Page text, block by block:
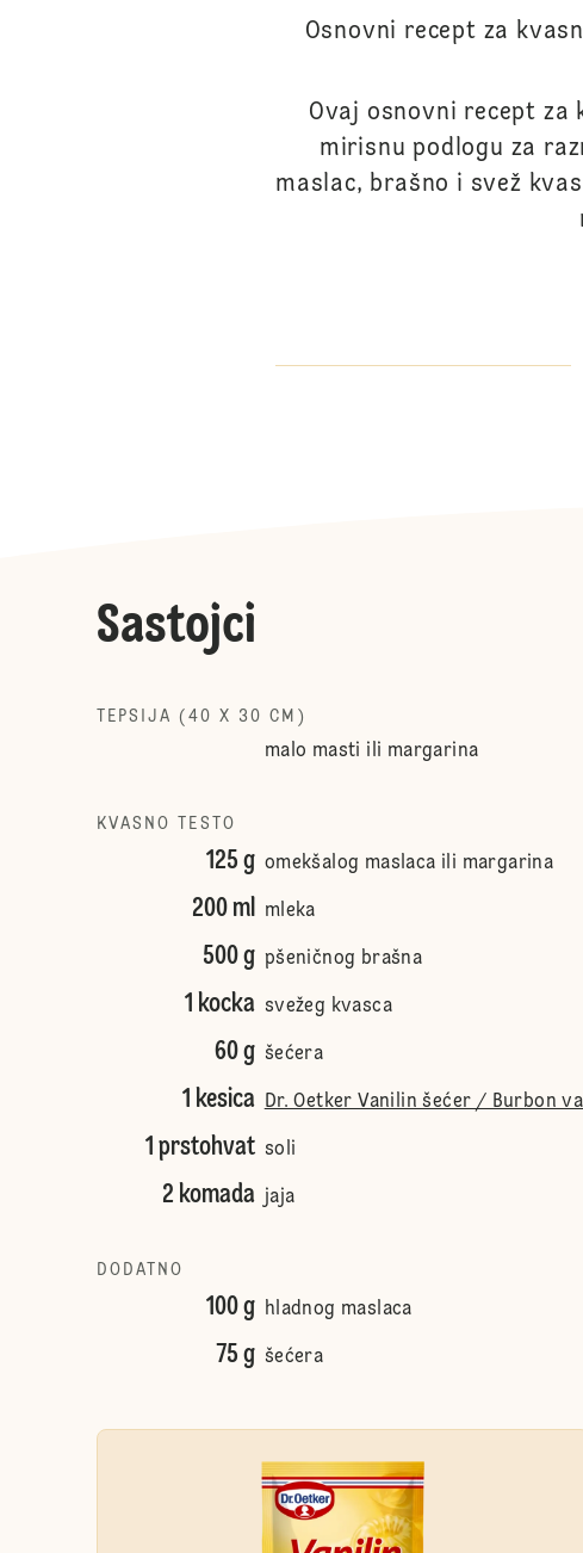
Osnovni recept za
Ovaj osnovni recept za
mirisnu podlogu za
maslac, brašno i svež
Sastojci
TEPSIJA (40 X 30 CM)
malo masti ili margarina
KVASNO TESTO
125 g omekšalog maslaca ili margarina
200 ml mleka
500 g pšeničnog brašna
1 kocka svežeg kvasca
60 g šećera
1 kesica Dr. Oetker Vanilin šećer / Burbon
1 prstohvat soli
2 komada jaja
DODATNO
100 g hladnog maslaca
75 g šećera